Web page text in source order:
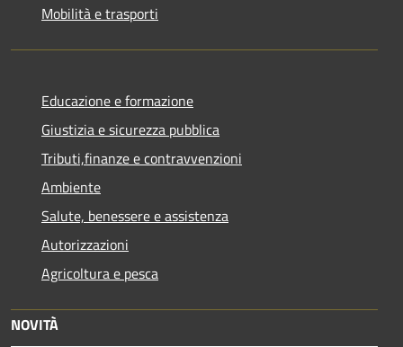
Mobilità e trasporti
Educazione e formazione
Giustizia e sicurezza pubblica
Tributi,finanze e contravvenzioni
Ambiente
Salute, benessere e assistenza
Autorizzazioni
Agricoltura e pesca
NOVITÀ